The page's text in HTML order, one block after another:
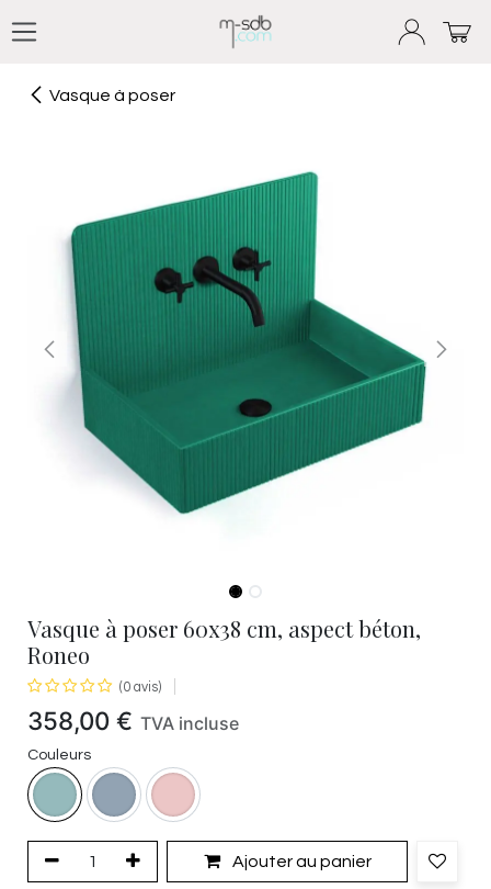
Vasque à poser
Vasque à poser 60x38 cm, aspect béton,
Roneo
(0 avis)
358,00 € TVA incluse
Couleurs
Ajouter au panier